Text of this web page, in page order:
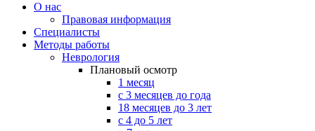
О нас
Правовая информация
Специалисты
Методы работы
Неврология
Плановый осмотр
1 месяц
с 3 месяцев до года
18 месяцев до 3 лет
с 4 до 5 лет